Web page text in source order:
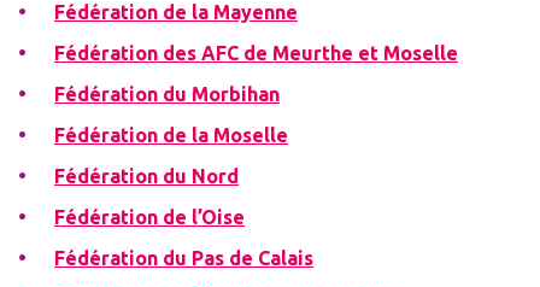
Fédération de la Mayenne
Fédération des AFC de Meurthe et Moselle
Fédération du Morbihan
Fédération de la Moselle
Fédération du Nord
Fédération de l’Oise
Fédération du Pas de Calais